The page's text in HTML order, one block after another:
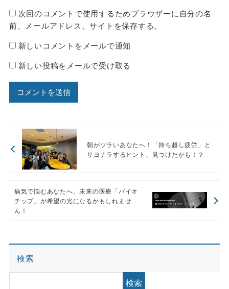
次回のコメントで使用するためブラウザーに自分の名
前、メールアドレス、サイトを保存する。
新しいコメントをメールで通知
新しい投稿をメールで受け取る
朝がツラいあなたへ！「持ち越し疲労」と
サヨナラするヒント、見つけたかも！？
病気で悩むあなたへ。未来の医療「バイオ
チップ」が希望の光になるかもしれませ
ん！
検索
検索